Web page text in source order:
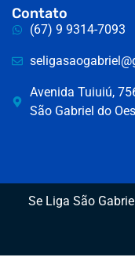
Contato
(67) 9 9314-7093
Avenida Tuiuiú,
São Gabriel do
Se Liga São